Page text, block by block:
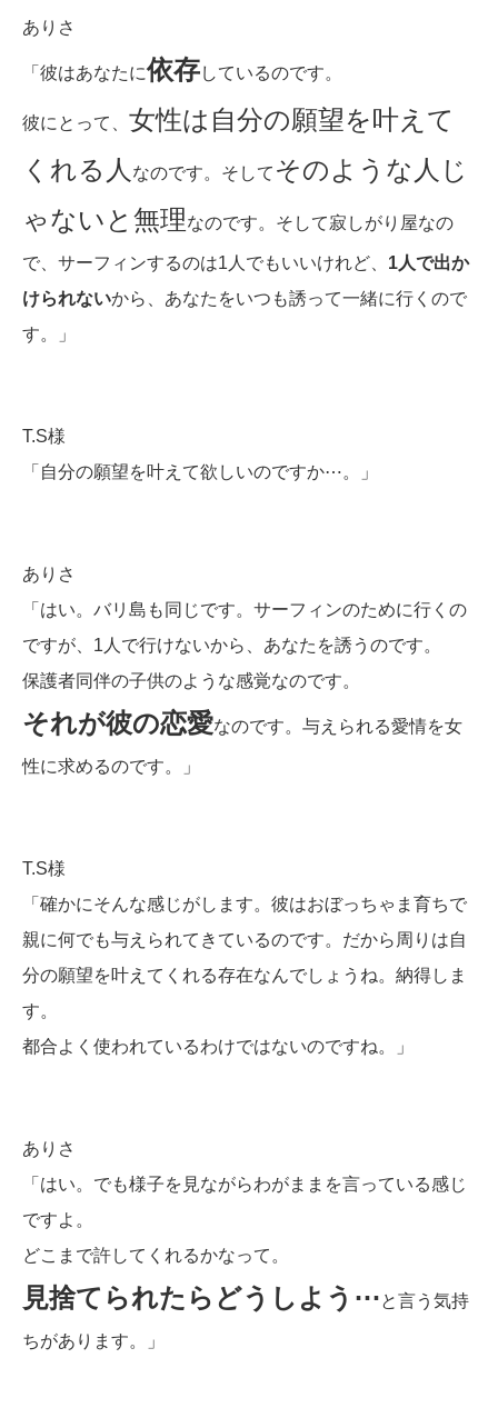
ありさ
「彼はあなたに依存しているのです。
彼にとって、 女性は自分の願望を叶えて
くれる人 なのです。そして そのような人じ
ゃないと無理なのです。そして寂しがり屋なの
で、サーフィンするのは1人でもいいけれど、 1人で出か
けられないから、あなたをいつも誘って一緒に行くので
す。
」
T.S様
「自分の願望を叶えて欲しいのですか⋯。」
ありさ
「はい。 バリ島も同じです。サーフィンのために行くの
ですが、1人で行けないから、あなたを誘うのです。
保護者同伴の子供のような感覚なのです。
それが彼の恋愛なのです。与えられる愛情を女
性に求めるのです。」
T.S様
「確かにそんな感じがします。彼はおぼっちゃま育ちで
親に何でも与えられてきているのです。だから周りは自
分の願望を叶えてくれる存在なんでしょうね。納得しま
す。
都合よく使われているわけではないのですね。」
ありさ
「はい。でも様子を見ながらわがままを言っている感じ
ですよ。
どこまで許してくれるかなって。
見捨てられたらどうしよう⋯と言う気持
ちがあります。」